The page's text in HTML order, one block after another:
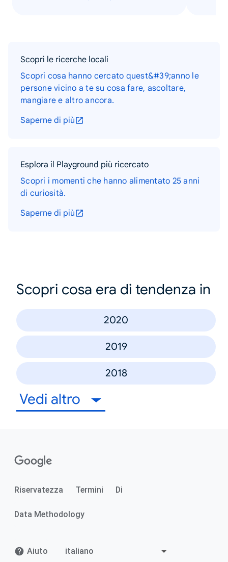
Scopri le ricerche locali
Scopri cosa hanno cercato quest&#39;anno le
persone vicino a te su cosa fare, ascoltare,
mangiare e altro ancora.
Saperne di più
Esplora il Playground più ricercato
Scopri i momenti che hanno alimentato 25 anni
di curiosità.
Saperne di più
Scopri cosa era di tendenza in
2020
2019
2018
Vedi altro
Riservatezza Termini Di
Data Methodology
Aiuto